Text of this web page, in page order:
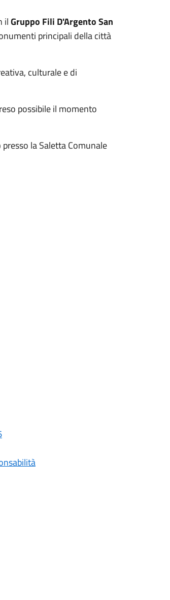
ilGruppo Fili D'Argento San
principali della città
culturale e di
possibile il momento
la Saletta Comunale